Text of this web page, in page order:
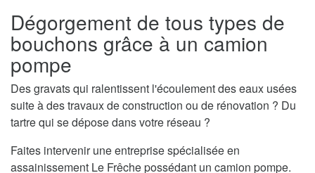
Dégorgement de tous types de
bouchons grâce à un camion
pompe
Des gravats qui ralentissent l'écoulement des eaux usées
suite à des travaux de construction ou de rénovation ? Du
tartre qui se dépose dans votre réseau ?
Faites intervenir une entreprise spécialisée en
assainissement Le Frêche possédant un camion pompe.